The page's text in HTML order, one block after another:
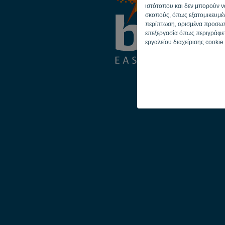
ιστότοπου και δεν μπορούν
σκοπούς, όπως
περίπτωση, ορισμένα
επεξεργασία όπως
εργαλείου διαχείρισης